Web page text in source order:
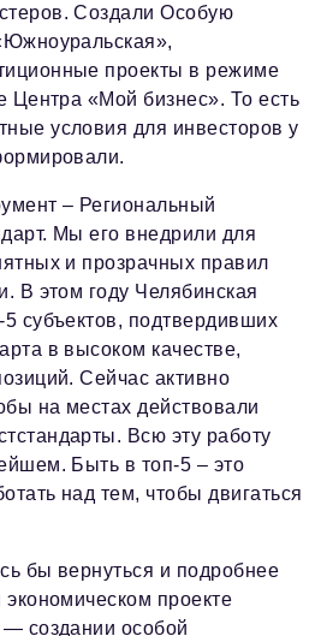
Создали Особую
проекты в режиме
Центра «Мой бизнес». То есть
условия для инвесторов у
– Региональный
Мы его внедрили для
и прозрачных правил
В этом году Челябинская
субъектов, подтвердивших
в высоком качестве,
Сейчас активно
на местах действовали
Всю эту работу
Быть в топ-5 – это
над тем, чтобы двигаться
бы вернуться и подробнее
экономическом проекте
— создании особой